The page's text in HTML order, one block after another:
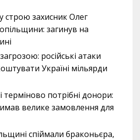
строю захисник Олег
загинув на
російські атаки
Україні мільярди
терміново потрібні донори:
велике замовлення для
спіймали браконьєра,